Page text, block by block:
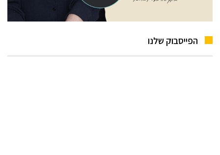
הפייסבוק שלנו